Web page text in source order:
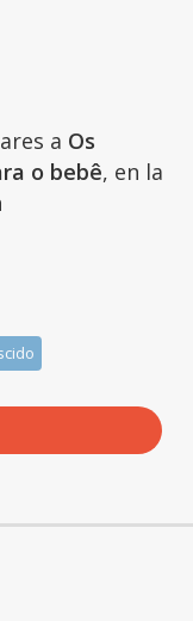
a Os
o bebê, en la